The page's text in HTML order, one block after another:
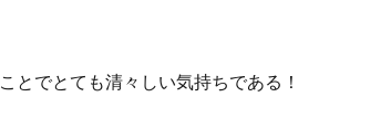
とでとても清々しい気持ちである！